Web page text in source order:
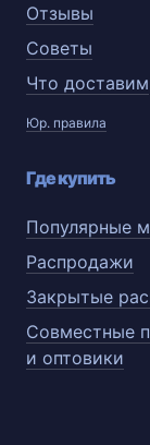
Отзывы
Советы
Что доставим
Юр. правила
Где купить
Популярные
Распродажи
Закрытые
Совместные
и оптовики